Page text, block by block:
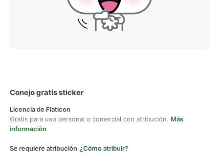
Conejo gratis sticker
Licencia de Flaticon
Gratis para uso personal o comercial con atribución. Más
información
Se requiere atribución ¿Cómo atribuir?